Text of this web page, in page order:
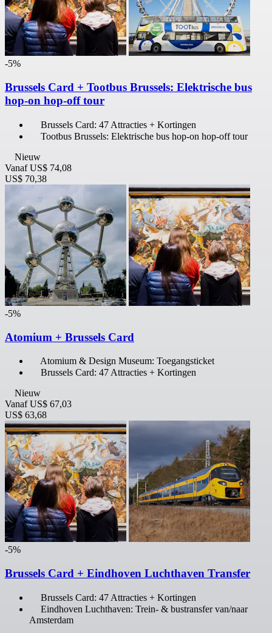
-5%
Brussels Card + Tootbus Brussels: Elektrische bus
hop-on hop-off tour
Brussels Card: 47 Attracties + Kortingen
Tootbus Brussels: Elektrische bus hop-on hop-off tour
Nieuw
Vanaf US$ 74,08
US$ 70,38
-5%
Atomium + Brussels Card
Atomium & Design Museum: Toegangsticket
Brussels Card: 47 Attracties + Kortingen
Nieuw
Vanaf US$ 67,03
US$ 63,68
-5%
Brussels Card + Eindhoven Luchthaven Transfer
Brussels Card: 47 Attracties + Kortingen
Eindhoven Luchthaven: Trein- & bustransfer van/naar
Amsterdam